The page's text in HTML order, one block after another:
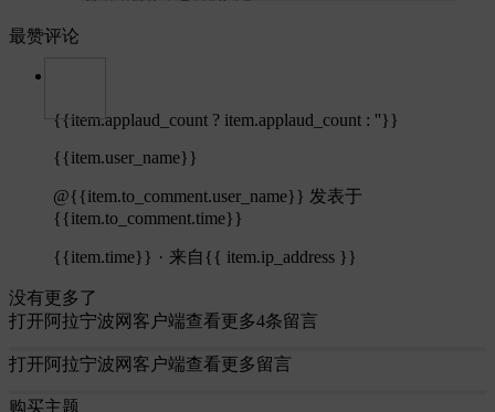
最赞评论
{{item.applaud_count ? item.applaud_count : ''}}
{{item.user_name}}
@{{item.to_comment.user_name}} 发表于
{{item.to_comment.time}}
{{item.time}} · 来自{{ item.ip_address }}
没有更多了
打开阿拉宁波网客户端查看更多4条留言
打开阿拉宁波网客户端查看更多留言
购买主题